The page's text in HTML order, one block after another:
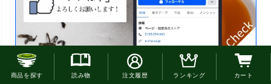
お電話でのご注文はこちら
商品を探す 読み物 注文履歴 ランキング カート